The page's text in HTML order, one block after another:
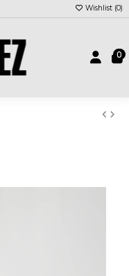
Wishlist (0)
0